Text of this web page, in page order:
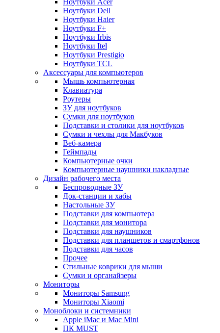
Ноутбуки Acer
Ноутбуки Dell
Ноутбуки Haier
Ноутбуки F+
Ноутбуки Irbis
Ноутбуки Itel
Ноутбуки Prestigio
Ноутбуки TCL
Аксессуары для компьютеров
Мышь компьютерная
Клавиатура
Роутеры
ЗУ для ноутбуков
Сумки для ноутбуков
Подставки и столики для ноутбуков
Сумки и чехлы для Макбуков
Веб-камера
Геймпады
Компьютерные очки
Компьютерные наушники накладные
Дизайн рабочего места
Беспроводные ЗУ
Док-станции и хабы
Настольные ЗУ
Подставки для компьютера
Подставки для монитора
Подставки для наушников
Подставки для планшетов и смартфонов
Подставки для часов
Прочее
Стильные коврики для мыши
Сумки и органайзеры
Мониторы
Мониторы Samsung
Мониторы Xiaomi
Моноблоки и системники
Apple iMac и Mac Mini
ПК MUST